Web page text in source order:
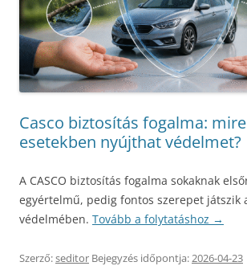
Casco biztosítás fogalma:
esetekben nyújthat védelmet?
A CASCO biztosítás fogalma sokaknak
egyértelmű, pedig fontos szerepet játszik
védelmében. Tovább a folytatáshoz →
Szerző:seditor Bejegyzés időpontja:2026-04-23